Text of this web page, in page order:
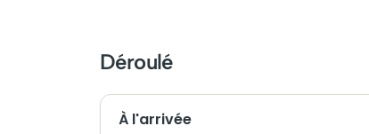
Déroulé
À l'arrivée